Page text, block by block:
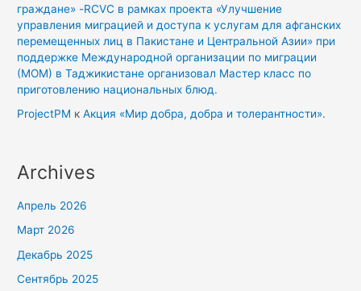
граждане» -RCVC в рамках проекта «Улучшение
управления миграцией и доступа к услугам для афганских
перемещенных лиц в Пакистане и Центральной Азии» при
поддержке Международной организации по миграции
(МОМ) в Таджикистане организовал Мастер класс по
приготовлению национальных блюд.
ProjectPM кАкция «Мир добра, добра и толерантности».
Archives
Апрель 2026
Март 2026
Декабрь 2025
Сентябрь 2025